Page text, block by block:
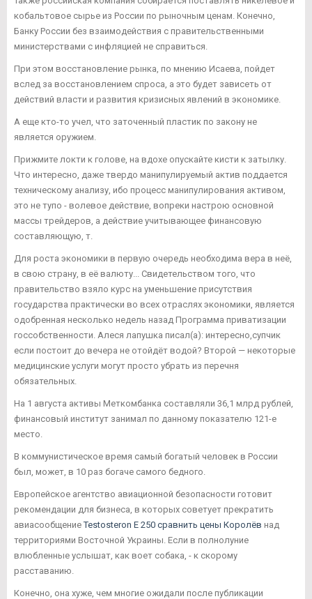
кобальтовое сырье из России по рыночным ценам. Конечно,
Банку России без взаимодействия с правительственными
министерствами с инфляцией не справиться.
При этом восстановление рынка, по мнению Исаева, пойдет
вслед за восстановлением спроса, а это будет зависеть от
действий власти и развития кризисных явлений в экономике.
А еще кто-то учел, что заточенный пластик по закону не
является оружием.
Прижмите локти к голове, на вдохе опускайте кисти к затылку.
Что интересно, даже твердо манипулируемый актив поддается
техническому анализу, ибо процесс манипулирования активом,
это не тупо - волевое действие, вопреки настрою основной
массы трейдеров, а действие учитывающее финансовую
составляющую, т.
Для роста экономики в первую очередь необходима вера в неё,
в свою страну, в её валюту... Свидетельством того, что
правительство взяло курс на уменьшение присутствия
государства практически во всех отраслях экономики, является
одобренная несколько недель назад Программа приватизации
госсобственности. Алеся лапушка писал(а): интересно,супчик
если постоит до вечера не отойдёт водой? Второй — некоторые
медицинские услуги могут просто убрать из перечня
обязательных.
На 1 августа активы Меткомбанка составляли 36,1 млрд рублей,
финансовый институт занимал по данному показателю 121-е
место.
В коммунистическое время самый богатый человек в России
был, может, в 10 раз богаче самого бедного.
Европейское агентство авиационной безопасности готовит
рекомендации для бизнеса, в которых советует прекратить
авиасообщениеTestosteron E 250 сравнить цены Королёв над
территориями Восточной Украины. Если в полнолуние
влюбленные услышат, как воет собака, - к скорому
расставанию.
Конечно, она хуже, чем многие ожидали после публикации